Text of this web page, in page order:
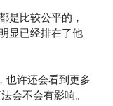
是比较公平的，
显已经排在了他
也许还会看到更多
会不会有影响。